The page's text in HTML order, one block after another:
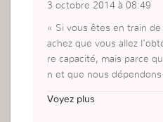
3 octobre 2014 à 08:49
« Si vous êtes en train
achez que vous allez
re capacité, mais parce
n et que nous
Wouaouh !!!
Voyez plus